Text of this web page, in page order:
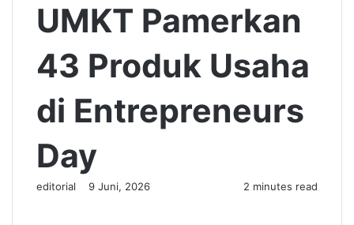
UMKT Pamerkan
43 Produk Usaha
di Entrepreneurs
Day
editorial
Send
9 Juni, 2026 2 minutes read